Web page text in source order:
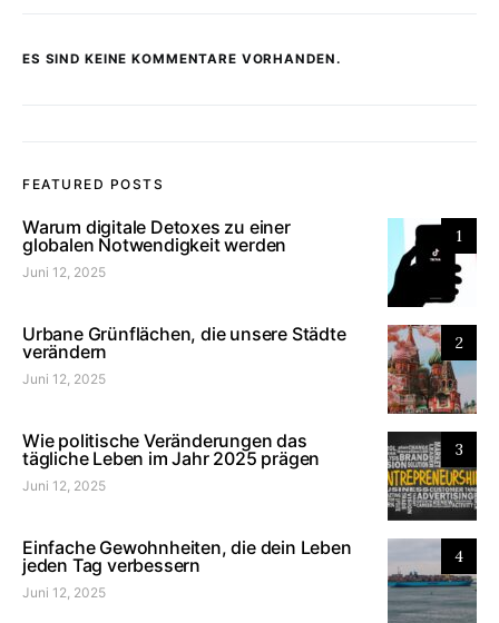
ES SIND KEINE KOMMENTARE VORHANDEN.
FEATURED POSTS
1
Warum digitale Detoxes zu einer
globalen Notwendigkeit werden
Juni 12, 2025
2
Urbane Grünflächen, die unsere Städte
verändern
Juni 12, 2025
3
Wie politische Veränderungen das
tägliche Leben im Jahr 2025 prägen
Juni 12, 2025
4
Einfache Gewohnheiten, die dein Leben
jeden Tag verbessern
Juni 12, 2025